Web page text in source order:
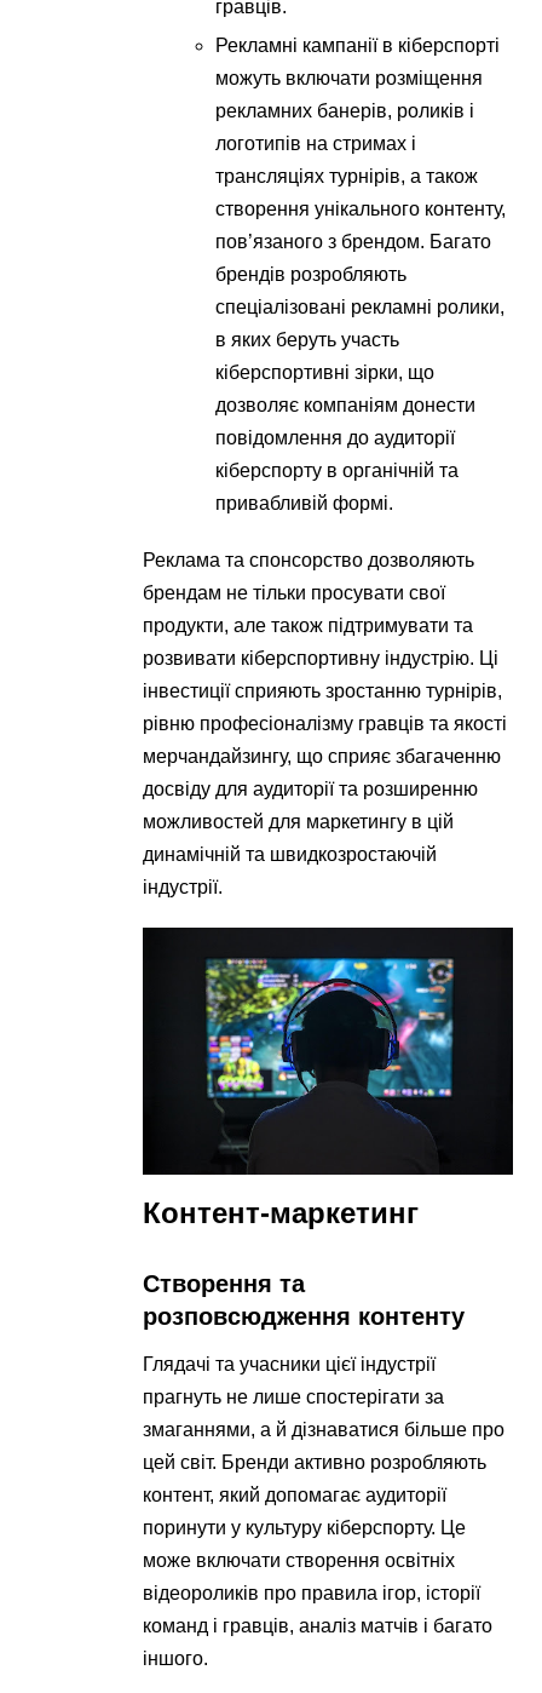
гравців.
Рекламні кампанії в кіберспорті
можуть включати розміщення
рекламних банерів, роликів і
логотипів на стримах і
трансляціях турнірів, а також
створення унікального контенту,
пов’язаного з брендом. Багато
брендів розробляють
спеціалізовані рекламні ролики,
в яких беруть участь
кіберспортивні зірки, що
дозволяє компаніям донести
повідомлення до аудиторії
кіберспорту в органічній та
привабливій формі.
Реклама та спонсорство дозволяють
брендам не тільки просувати свої
продукти, але також підтримувати та
розвивати кіберспортивну індустрію. Ці
інвестиції сприяють зростанню турнірів,
рівню професіоналізму гравців та якості
мерчандайзингу, що сприяє збагаченню
досвіду для аудиторії та розширенню
можливостей для маркетингу в цій
динамічній та швидкозростаючій
індустрії.
Контент-маркетинг
Створення та
розповсюдження контенту
Глядачі та учасники цієї індустрії
прагнуть не лише спостерігати за
змаганнями, а й дізнаватися більше про
цей світ. Бренди активно розробляють
контент, який допомагає аудиторії
поринути у культуру кіберспорту. Це
може включати створення освітніх
відеороликів про правила ігор, історії
команд і гравців, аналіз матчів і багато
іншого.